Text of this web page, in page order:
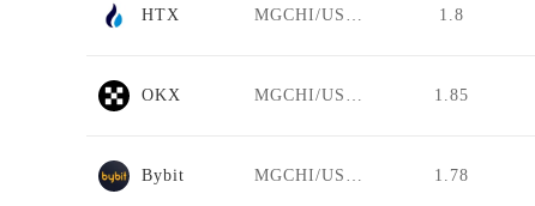
HTX MGCHI/USDT 1.8
OKX MGCHI/USDT 1.85
Bybit MGCHI/USDT 1.78